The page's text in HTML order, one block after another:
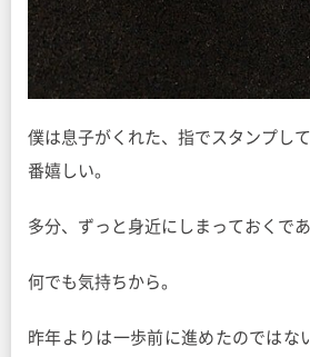
僕は息子がくれた、指でスタンプし
番嬉しい。
多分、ずっと身近にしまっておくであ
何でも気持ちから。
昨年よりは一歩前に進めたのではな